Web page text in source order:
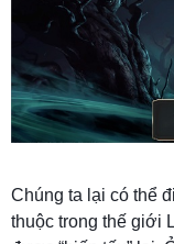
Chúng ta lại có thể
thuộc trong thế giới